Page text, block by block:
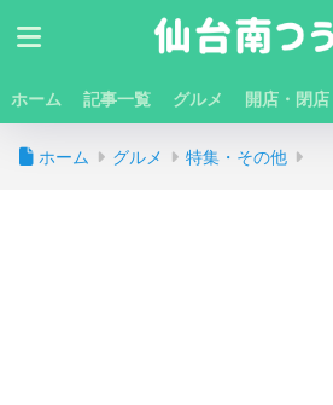
ホーム 記事一覧 グルメ 開店・閉店
ホーム グルメ 特集・その他